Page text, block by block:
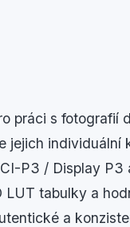
práci s fotografií
jejich individuální
P3 / Display P3
tabulky a
a